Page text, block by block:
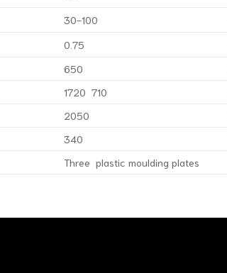
30-100
0.75
650
1720 710
2050
340
Three plastic moulding plates